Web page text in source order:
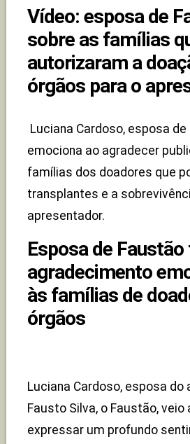
Vídeo: esposa de
sobre as famílias
autorizaram a
órgãos para o
Luciana Cardoso, esposa
emociona ao agradecer
famílias dos doadores que
transplantes e a
apresentador.
Esposa de Faustão
agradecimento
às famílias de
órgãos
Luciana Cardoso, esposa do
Fausto Silva, o Faustão, veio
expressar um profundo